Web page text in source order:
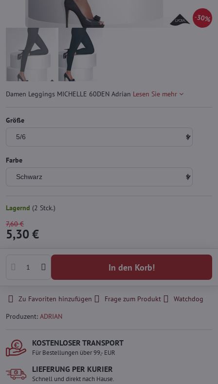
30%
Damen Leggings MICHELLE 60DEN Adrian Lesen Sie mehr
Größe
Farbe
Lagernd (2 Stck.)
7,60 €
5,30 €
In den Korb!
Zu Favoriten hinzufügen Frage zum Produkt
Watchdog
Produzent: ADRIAN
KOSTENLOSER TRANSPORT
Für Bestellungen über 99,- EUR
LIEFERUNG PER KURIER
Schnell und direkt nach Hause.